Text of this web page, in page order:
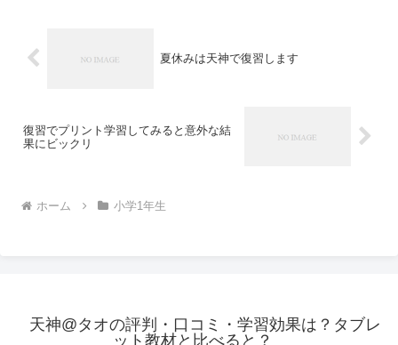
夏休みは天神で復習します
復習でプリント学習してみると意外な結
果にビックリ
ホーム 小学1年生
天神@タオの評判・口コミ・学習効果は？タブレ
ット教材と比べると？